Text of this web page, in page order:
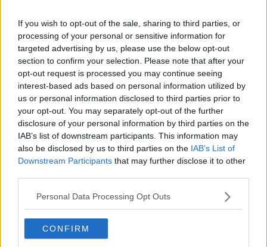
If you wish to opt-out of the sale, sharing to third parties, or
processing of your personal or sensitive information for
targeted advertising by us, please use the below opt-out
section to confirm your selection. Please note that after your
opt-out request is processed you may continue seeing
interest-based ads based on personal information utilized by
us or personal information disclosed to third parties prior to
your opt-out. You may separately opt-out of the further
disclosure of your personal information by third parties on the
IAB’s list of downstream participants. This information may
also be disclosed by us to third parties on the IAB’s List of
Downstream Participants that may further disclose it to other
Personal Data Processing Opt Outs
CONFIRM
"I varchi elettronici sono posti in via XXV luglio, in via Aldo
Moro/piazza Gallistro e alla fine di via Roma. - avevano spiegato in
una nota - Sono opportunamente indicati con apposita segnaletica
che specifica seil varco è attivo(accesso consentito solo in base
alle autorizzazioni)o non attivo (accesso consentito a tutti). Nel
caso in cui ci sia la dicitura"varco attivo x tutti"vuol dire che
l'accesso alla Ztl è vietato a tutti e il transito dei veicoli viene rilevato
con l'invio dei dati al comando della Municipale".
Per il Comitato per Campiglia la parola varco è fuorviante e
potrebbe creare non pochi dubbi a chi non conosce perfettamente
tutte le sfumature della lingua italiana con il rischio di ritrovarsi una
multa inaspettata.
"Nel 2002 il Ministero della Funzione Pubblica pubblicava una
direttiva per contribuire alla semplificazione del linguaggio usato
dalle pubbliche amministrazioni nei loro scritti. - hanno fatto
presente dal Comitato - L'Amministrazione comunale e la Polizia
municipale hanno costruito